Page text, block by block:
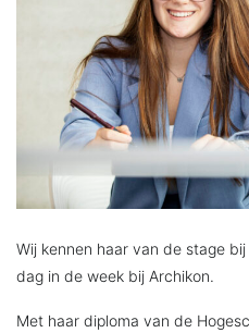
Wij kennen haar van de stage
dag in de week bij Archikon.
Met haar diploma van de